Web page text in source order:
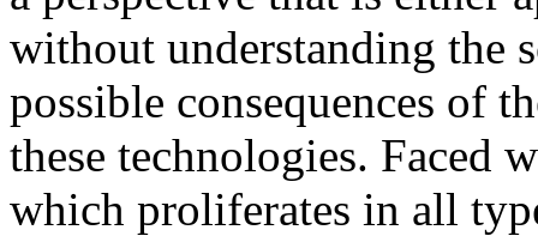
without understanding the
possible consequences of
these technologies. Faced
which proliferates in all